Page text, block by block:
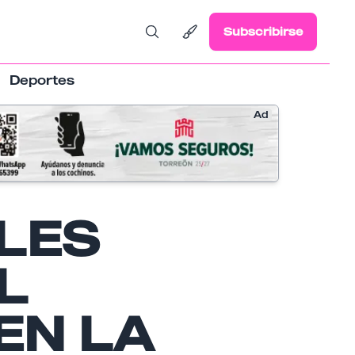
Subscribirse
Deportes
Ad
LA